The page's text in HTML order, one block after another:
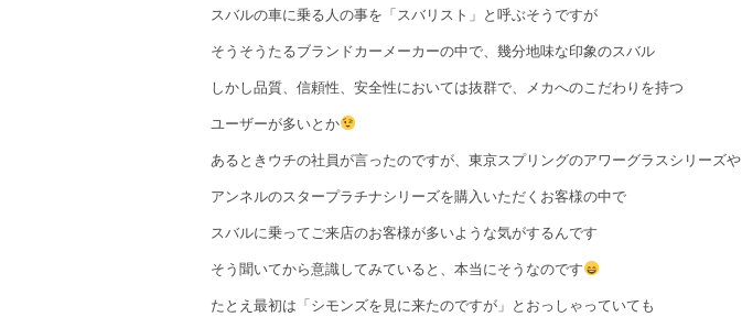
スバルの車に乗る人の事を「スバリスト」と呼ぶそうですが
そうそうたるブランドカーメーカーの中で、幾分地味な印象のスバル
しかし品質、信頼性、安全性においては抜群で、メカへのこだわりを持つ
ユーザーが多いとか
あるときウチの社員が言ったのですが、東京スプリングのアワーグラスシリーズや
アンネルのスタープラチナシリーズを購入いただくお客様の中で
スバルに乗ってご来店のお客様が多いような気がするんです
そう聞いてから意識してみていると、本当にそうなのです
たとえ最初は「シモンズを見に来たのですが」とおっしゃっていても